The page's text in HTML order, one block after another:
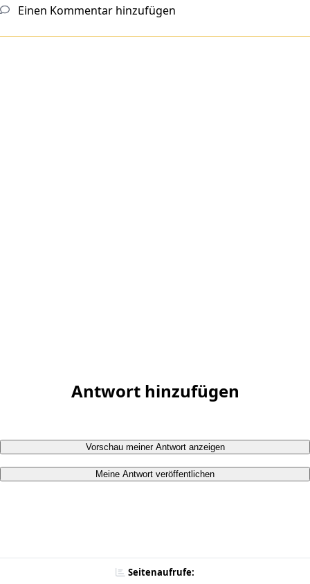
Einen Kommentar hinzufügen
Antwort hinzufügen
Vorschau meiner Antwort anzeigen
Meine Antwort veröffentlichen
Seitenaufrufe: